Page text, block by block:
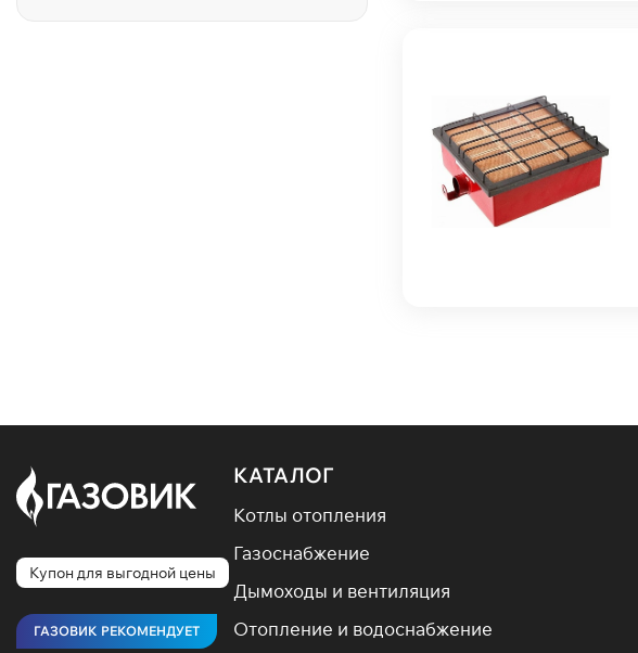
Купон для выгодной цены
ГАЗОВИК РЕКОМЕНДУЕТ
КАТАЛОГ
Котлы отопления
Газоснабжение
Дымоходы и вентиляция
Отопление и водоснабжение